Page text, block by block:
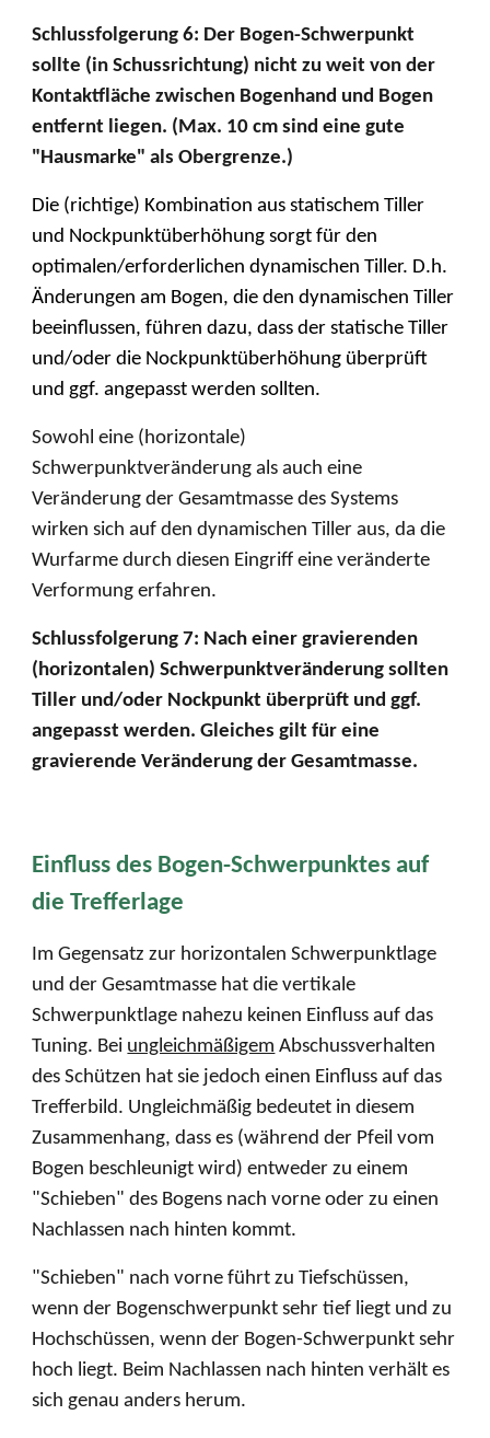
Schlussfolgerung 6: Der Bogen-Schwerpunkt
sollte (in Schussrichtung) nicht zu weit von der
Kontaktfläche zwischen Bogenhand und Bogen
entfernt liegen. (Max. 10 cm sind eine gute
"Hausmarke" als Obergrenze.)
Die (richtige) Kombination aus statischem Tiller
und Nockpunktüberhöhung sorgt für den
optimalen/erforderlichen dynamischen Tiller. D.h.
Änderungen am Bogen, die den dynamischen Tiller
beeinflussen, führen dazu, dass der statische Tiller
und/oder die Nockpunktüberhöhung überprüft
und ggf. angepasst werden sollten.
Sowohl eine (horizontale)
Schwerpunktveränderung als auch eine
Veränderung der Gesamtmasse des Systems
wirken sich auf den dynamischen Tiller aus, da die
Wurfarme durch diesen Eingriff eine veränderte
Verformung erfahren.
Schlussfolgerung 7: Nach einer gravierenden
(horizontalen) Schwerpunktveränderung sollten
Tiller und/oder Nockpunkt überprüft und ggf.
angepasst werden. Gleiches gilt für eine
gravierende Veränderung der Gesamtmasse.
Einfluss des Bogen-Schwerpunktes auf
die Trefferlage
Im Gegensatz zur horizontalen Schwerpunktlage
und der Gesamtmasse hat die vertikale
Schwerpunktlage nahezu keinen Einfluss auf das
Tuning. Bei ungleichmäßigem Abschussverhalten
des Schützen hat sie jedoch einen Einfluss auf das
Trefferbild. Ungleichmäßig bedeutet in diesem
Zusammenhang, dass es (während der Pfeil vom
Bogen beschleunigt wird) entweder zu einem
"Schieben" des Bogens nach vorne oder zu einen
Nachlassen nach hinten kommt.
"Schieben" nach vorne führt zu Tiefschüssen,
wenn der Bogenschwerpunkt sehr tief liegt und zu
Hochschüssen, wenn der Bogen-Schwerpunkt sehr
hoch liegt. Beim Nachlassen nach hinten verhält es
sich genau anders herum.